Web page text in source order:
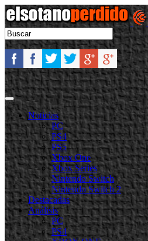
Noticias
PC
PS4
PS5
Xbox One
Xbox Series
Nintendo Switch
Nintendo Switch 2
Destacadas
Análisis
PC
PS4